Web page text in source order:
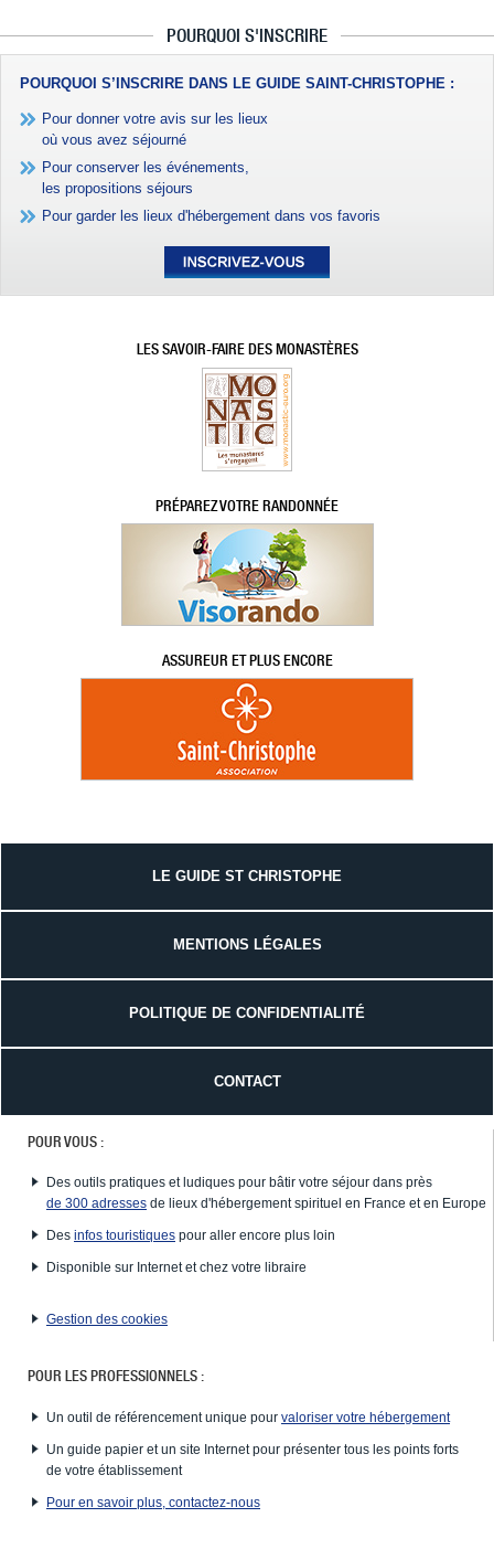
POURQUOI S'INSCRIRE
POURQUOI S’INSCRIRE DANS LE GUIDE SAINT-CHRISTOPHE :
Pour donner votre avis sur les lieux
où vous avez séjourné
Pour conserver les événements,
les propositions séjours
Pour garder les lieux d'hébergement dans vos favoris
LES SAVOIR-FAIRE DES MONASTÈRES
PRÉPAREZ VOTRE RANDONNÉE
ASSUREUR ET PLUS ENCORE
LE GUIDE ST CHRISTOPHE
MENTIONS LÉGALES
POLITIQUE DE CONFIDENTIALITÉ
CONTACT
POUR VOUS :
Des outils pratiques et ludiques pour bâtir votre séjour dans près
de 300 adresses de lieux d'hébergement spirituel en France et en Europe
Des infos touristiques pour aller encore plus loin
Disponible sur Internet et chez votre libraire
Gestion des cookies
POUR LES PROFESSIONNELS :
Un outil de référencement unique pour valoriser votre hébergement
Un guide papier et un site Internet pour présenter tous les points forts
de votre établissement
Pour en savoir plus, contactez-nous